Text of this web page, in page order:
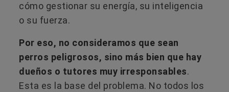
cómo gestionar su energía, su inteligencia
o su fuerza.
Por eso, no consideramos que sean
perros peligrosos, sino más bien que hay
dueños o tutores muy irresponsables.
Esta es la base del problema. No todos los